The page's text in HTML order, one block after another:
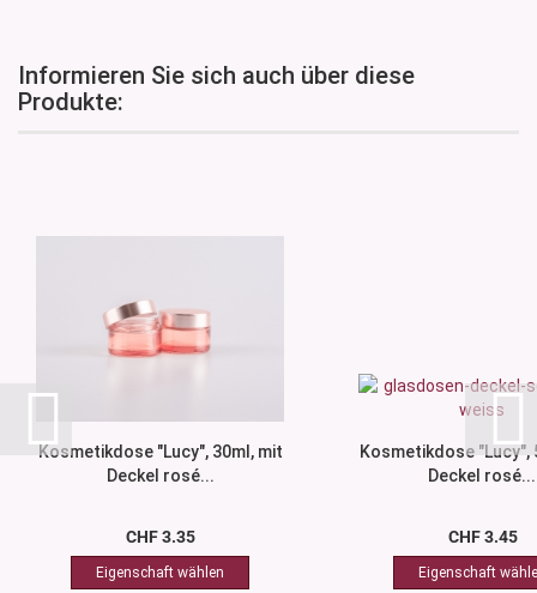
Informieren Sie sich auch über diese
Produkte:
Kosmetikdose "Lucy", 30ml, mit
Deckel rosé...
CHF 3.35
Kosmetikdose "Lucy",
Deckel rosé...
CHF 3.45